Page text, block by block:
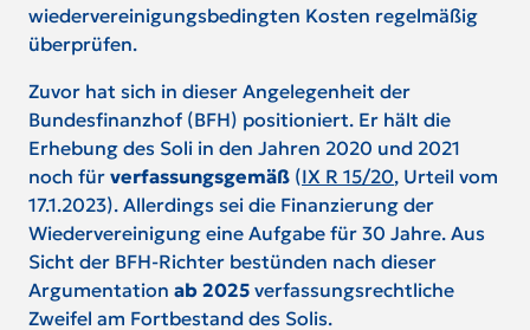
wiedervereinigungsbedingten Kosten regelmäßig
überprüfen.
Zuvor hat sich in dieser Angelegenheit der
Bundesfinanzhof (BFH) positioniert. Er hält die
Erhebung des Soli in den Jahren 2020 und 2021
noch für verfassungsgemäß (IX R 15/20, Urteil vom
17.1.2023). Allerdings sei die Finanzierung der
Wiedervereinigung eine Aufgabe für 30 Jahre. Aus
Sicht der BFH-Richter bestünden nach dieser
Argumentation ab 2025 verfassungsrechtliche
Zweifel am Fortbestand des Solis.